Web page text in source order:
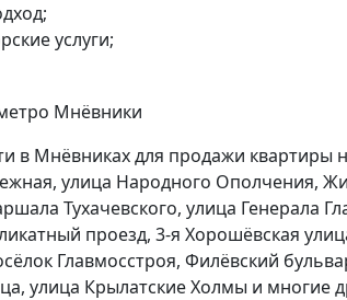
услуги;
в Мнёвниках для продажи квартиры
улица Народного Ополчения,
Тухачевского, улица Генерала
проезд, 3-я Хорошёвская
Главмосстроя, Филёвский
улица Крылатские Холмы и многие